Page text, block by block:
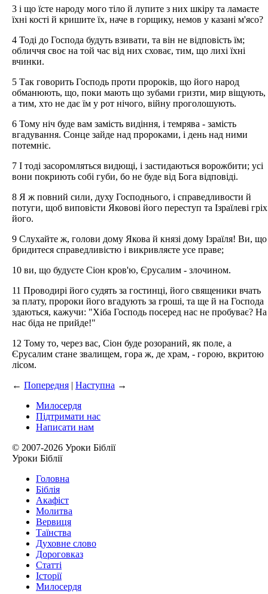
3 і що їсте народу мого тіло й лупите з них шкіру та ламаєте
їхні кості й кришите їх, наче в горщику, немов у казані м'ясо?
4 Тоді до Господа будуть взивати, та він не відповість їм;
обличчя своє на той час від них сховає, тим, що лихі їхні
вчинки.
5 Так говорить Господь проти пророків, що його народ
обманюють, що, поки мають що зубами гризти, мир віщують,
а тим, хто не дає їм у рот нічого, війну проголошують.
6 Тому ніч буде вам замість видіння, і темрява - замість
вгадування. Сонце зайде над пророками, і день над ними
потемніє.
7 І тоді засоромляться видющі, і застидаються ворожбити; усі
вони покриють собі губи, бо не буде від Бога відповіді.
8 Я ж повний сили, духу Господнього, і справедливости й
потуги, щоб виповісти Яковові його переступ та Ізраїлеві гріх
його.
9 Слухайте ж, голови дому Якова й князі дому Ізраїля! Ви, що
бридитеся справедливістю і викривляєте усе праве;
10 ви, що будуєте Сіон кров'ю, Єрусалим - злочином.
11 Проводирі його судять за гостинці, його священики вчать
за плату, пророки його вгадують за гроші, та ще й на Господа
здаються, кажучи: "Хіба Господь посеред нас не пробуває? На
нас біда не прийде!"
12 Тому то, через вас, Сіон буде розораний, як поле, а
Єрусалим стане звалищем, гора ж, де храм, - горою, вкритою
лісом.
← Попередня | Наступна →
Милосердя
Підтримати нас
Написати нам
© 2007-2026 Уроки Біблії
Уроки Біблії
Головна
Біблія
Акафіст
Молитва
Вервиця
Таїнства
Духовне слово
Дороговказ
Cтатті
Історії
Милосердя